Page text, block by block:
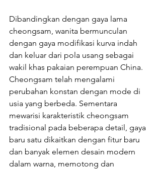
Dibandingkan dengan gaya lama
cheongsam, wanita bermunculan
dengan gaya modifikasi kurva indah
dan keluar dari pola usang sebagai
wakil khas pakaian perempuan China.
Cheongsam telah mengalami
perubahan konstan dengan mode di
usia yang berbeda. Sementara
mewarisi karakteristik cheongsam
tradisional pada beberapa detail, gaya
baru satu dikaitkan dengan fitur baru
dan banyak elemen desain modern
dalam warna, memotong dan